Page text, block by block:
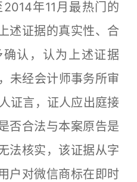
年11月最热门的
述证据的真实性、合
认，认为上述证据
未经会计师事务所审
证言，证人应出庭接
否合法与本案原告是
法核实，该证据从字
户对微信商标在即时